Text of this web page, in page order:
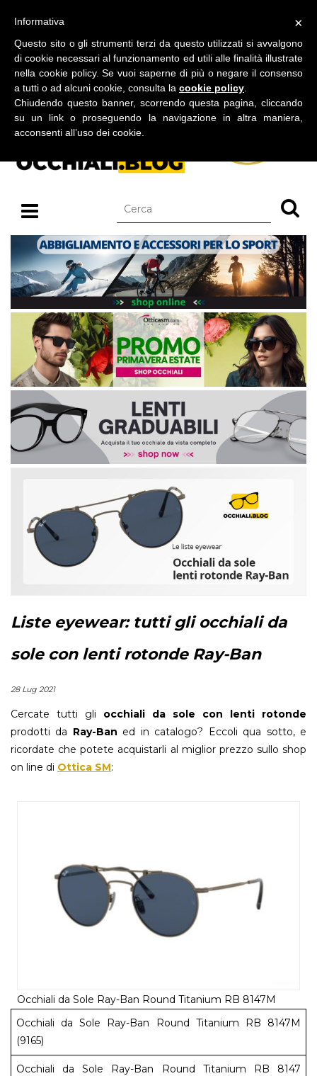
BLOG SU OCCHIALI DA SOLE E OCCHIALI DA VISTA
Liste eyewear: tutti gli occhiali da
sole con lenti rotonde Ray-Ban
28 Lug 2021
Cercate tutti gli occhiali da sole con lenti rotonde
prodotti da Ray-Ban ed in catalogo? Eccoli qua sotto, e
ricordate che potete acquistarli al miglior prezzo sullo shop
on line di Ottica SM:
Occhiali da Sole Ray-Ban Round Titanium RB 8147M
Occhiali da Sole Ray-Ban Round Titanium RB 8147M
(9165)
Occhiali da Sole Ray-Ban Round Titanium RB 8147
×
Informativa
Questo sito o gli strumenti terzi da questo utilizzati si avvalgono
di cookie necessari al funzionamento ed utili alle finalità illustrate
nella cookie policy. Se vuoi saperne di più o negare il consenso
a tutti o ad alcuni cookie, consulta la cookie policy
Chiudendo questo banner, scorrendo questa pagina, cliccando
su un link o proseguendo la navigazione in altra maniera,
acconsenti all’uso dei cookie.